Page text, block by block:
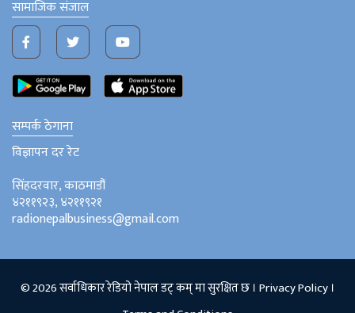
सामाजिक संजाल
सम्पर्क ठेगाना
विज्ञापन दर रेट
सिंहदरवार, काठमाडौं
४२११९२३, ४२११९२१
radionepalbusiness@gmail.com
© 2026 सर्वाधिकार रेडियो नेपाल डट् कम् मा सुरक्षित छ । Privacy Policy।